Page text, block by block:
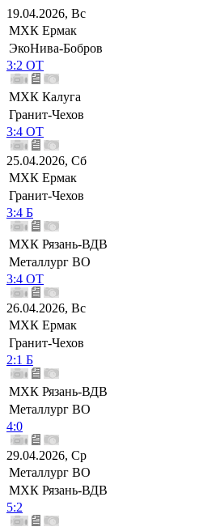
19.04.2026, Вс
МХК Ермак
ЭкоНива-Бобров
3:2 ОТ
МХК Калуга
Гранит-Чехов
3:4 ОТ
25.04.2026, Сб
МХК Ермак
Гранит-Чехов
3:4 Б
МХК Рязань-ВДВ
Металлург ВО
3:4 ОТ
26.04.2026, Вс
МХК Ермак
Гранит-Чехов
2:1 Б
МХК Рязань-ВДВ
Металлург ВО
4:0
29.04.2026, Ср
Металлург ВО
МХК Рязань-ВДВ
5:2